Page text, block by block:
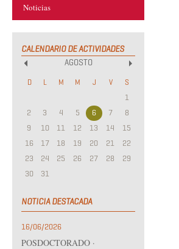
Noticias
CALENDARIO DE ACTIVIDADES
AGOSTO
D L M M J V S
1
2
3 4 5 6 7
8
9
10 11 12 13 14
15
16
17 18 19 20 21
22
23
24 25 26 27 28
29
30
31
NOTICIA DESTACADA
16/06/2026
POSDOCTORADO ·